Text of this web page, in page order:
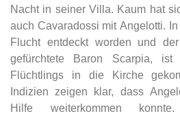
Nacht in seiner Villa. Kaum hat
auch Cavaradossi mit Angelotti.
Flucht entdeckt worden und
gefürchtete Baron Scarpia,
Flüchtlings in die Kirche
Indizien zeigen klar, dass
Hilfe weiterkommen